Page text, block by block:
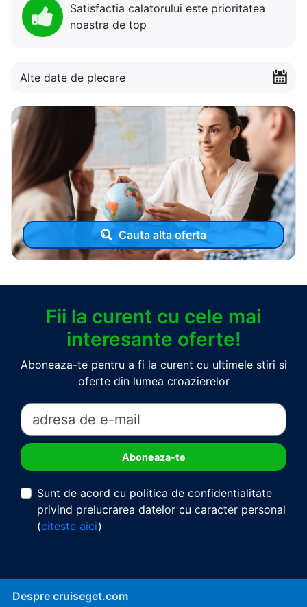
Satisfactia calatorului este prioritatea
noastra de top
Alte date de plecare
Cauta alta oferta
Fii la curent cu cele mai
interesante oferte!
Aboneaza-te pentru a fi la curent cu ultimele stiri si
oferte din lumea croazierelor
Sunt de acord cu politica de confidentialitate
privind prelucrarea datelor cu caracter personal
(citeste aici)
Despre cruiseget.com